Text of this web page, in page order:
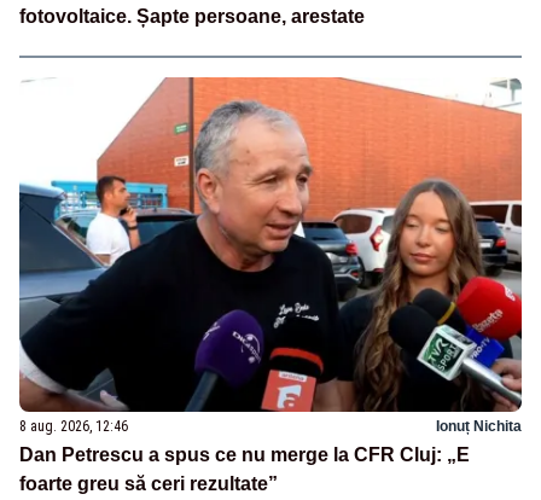
fotovoltaice. Șapte persoane, arestate
8 aug. 2026, 12:46 Ionuț Nichita
Dan Petrescu a spus ce nu merge la CFR Cluj: „E
foarte greu să ceri rezultate”